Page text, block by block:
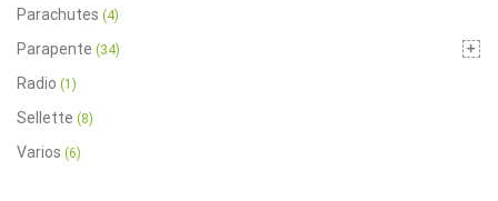
Parachutes (4)
Parapente (34)
Radio (1)
Sellette (8)
Varios (6)